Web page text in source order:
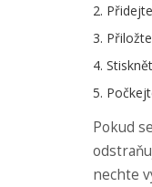
Pokud
nechte